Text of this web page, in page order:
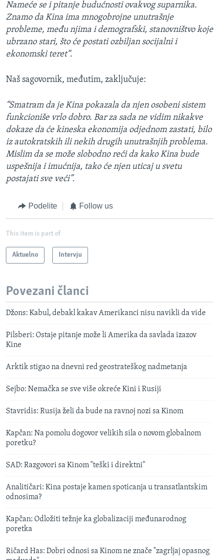
Nameće se i pitanje budućnosti ovakvog suparnika.
Znamo da Kina ima mnogobrojne unutrašnje
probleme, među njima i demografski, stanovništvo koje
ubrzano stari, što će postati ozbiljan socijalni i
ekonomski teret“.
Naš sagovornik, međutim, zaključuje:
“Smatram da je Kina pokazala da njen osobeni sistem
funkcioniše vrlo dobro. Bar za sada ne vidim nikakve
dokaze da će kineska ekonomija odjednom zastati, bilo
iz autokratskih ili nekih drugih unutrašnjih problema.
Mislim da se može slobodno reći da kako Kina bude
uspešnija i imućnija, tako će njen uticaj u svetu
postajati sve veći”.
Podelite Follow us
This item is part of
Aktuelno Intervju
Povezani članci
Džons: Kabul, debakl kakav Amerikanci nisu navikli da vide
Pilsberi: Ostaje pitanje može li Amerika da savlada izazov
Kine
Arktik stigao na dnevni red geostrateškog nadmetanja
Sejbo: Nemačka se sve više okreće Kini i Rusiji
Stavridis: Rusija želi da bude na ravnoj nozi sa Kinom
Kapčan: Na pomolu dogovor velikih sila o novom globalnom
poretku?
SAD: Razgovori sa Kinom "teški i direktni"
Analitičari: Kina postaje kamen spoticanja u transatlantskim
odnosima?
Kapčan: Odložiti težnje ka globalizaciji međunarodnog
poretka
Ričard Has: Dobri odnosi sa Kinom ne znače "zagrljaj opasnog